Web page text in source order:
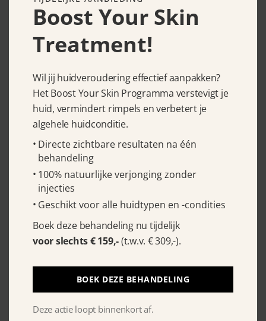
Murad Superactive Moisturizer
SPF 50 Hydrating 50 ml
59.95
Céll Fùsion C Expert Rebalancing
Moisturizer 100 ml
Boost Your Skin
Treatment!
Wil jij huidveroudering effectief aanpakken?
Het Boost Your Skin Programma verstevigt je
huid, vermindert rimpels en verbetert je
algehele huidconditie.
Directe zichtbare resultaten na één
behandeling
100% natuurlijke verjonging zonder
injecties
Geschikt voor alle huidtypen en -condities
Boek deze behandeling nu tijdelijk
voor slechts € 159,-(t.w.v. € 309,-).
BOEK DEZE BEHANDELING
Deze actie loopt binnenkort af.